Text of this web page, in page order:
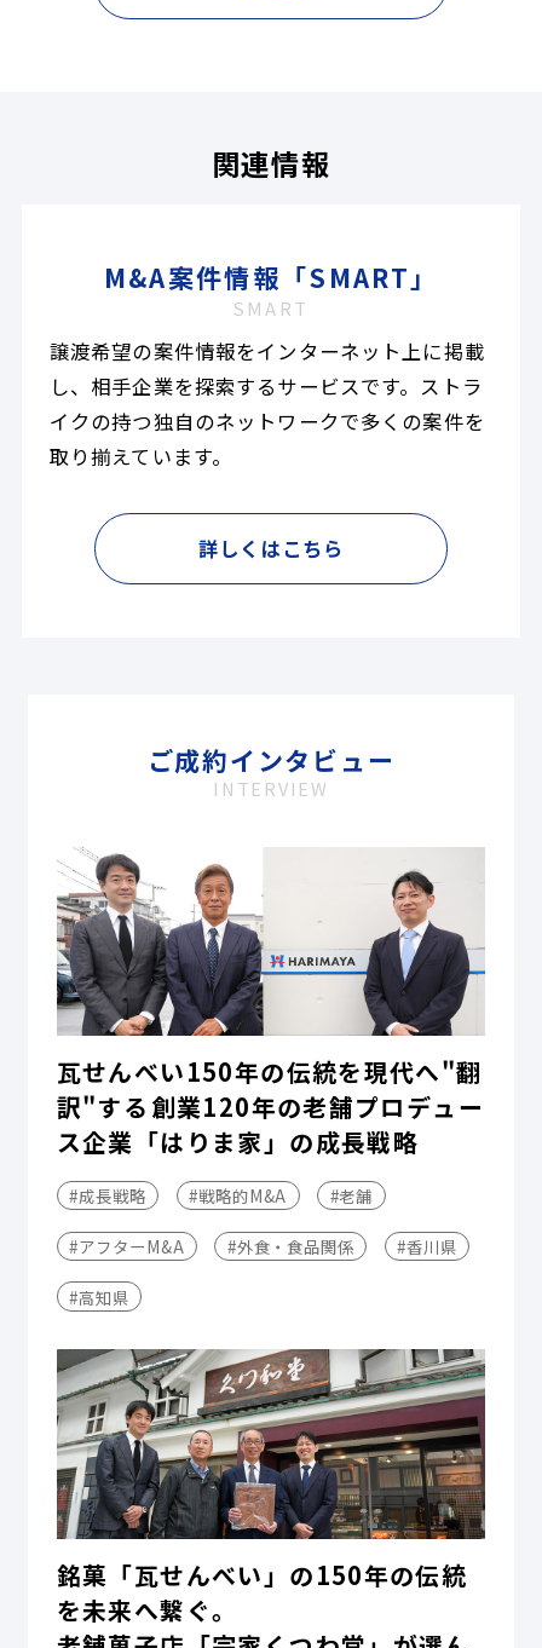
関連情報
M&A案件情報「SMART」
SMART
譲渡希望の案件情報をインターネット上に掲載
し、相手企業を探索するサービスです。ストラ
イクの持つ独自のネットワークで多くの案件を
取り揃えています。
詳しくはこちら
ご成約インタビュー
INTERVIEW
瓦せんべい150年の伝統を現代へ"翻
訳"する――創業120年の老舗プロデュー
ス企業「はりま家」の成長戦略
#成長戦略 #戦略的M&A #老舗
#アフターM&A #外食・食品関係 #香川県
#高知県
銘菓「瓦せんべい」の150年の伝統
を未来へ繋ぐ。